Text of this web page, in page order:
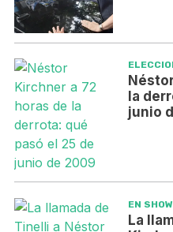
la
junio
EN
La